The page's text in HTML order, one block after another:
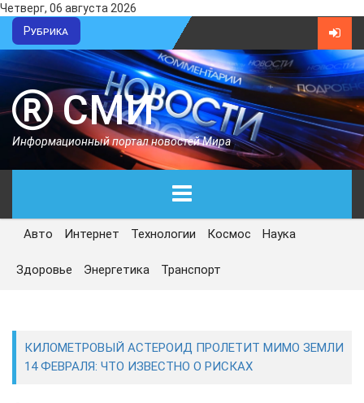
Четверг, 06 августа 2026
Рубрика
СМИ
Информационный портал новостей Мира
ГЛАВНАЯ
СЕГОДНЯ
ЭКОНОМИКА
Авто Интернет Технологии Космос Наука
Здоровье Энергетика Транспорт
КИЛОМЕТРОВЫЙ АСТЕРОИД ПРОЛЕТИТ МИМО ЗЕМЛИ
14 ФЕВРАЛЯ: ЧТО ИЗВЕСТНО О РИСКАХ